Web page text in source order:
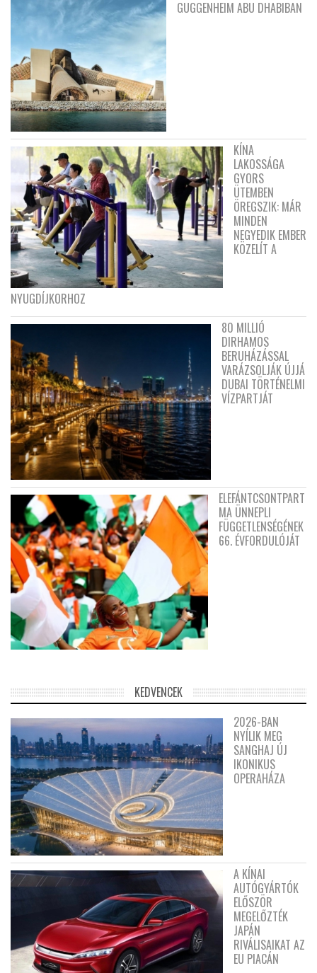
GUGGENHEIM ABU DHABIBAN
KÍNA
LAKOSSÁGA
GYORS
ÜTEMBEN
ÖREGSZIK: MÁR
MINDEN
NEGYEDIK EMBER
KÖZELÍT A
NYUGDÍJKORHOZ
80 MILLIÓ
DIRHAMOS
BERUHÁZÁSSAL
VARÁZSOLJÁK ÚJJÁ
DUBAI TÖRTÉNELMI
VÍZPARTJÁT
ELEFÁNTCSONTPART
MA ÜNNEPLI
FÜGGETLENSÉGÉNEK
66. ÉVFORDULÓJÁT
KEDVENCEK
2026-BAN
NYÍLIK MEG
SANGHAJ ÚJ
IKONIKUS
OPERAHÁZA
A KÍNAI
AUTÓGYÁRTÓK
ELŐSZÖR
MEGELŐZTÉK
JAPÁN
RIVÁLISAIKAT AZ
EU PIACÁN